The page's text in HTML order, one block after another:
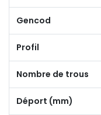
Gencod
Profil
Nombre de trous
Déport (mm)